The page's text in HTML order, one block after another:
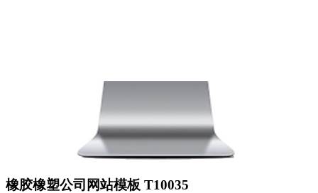
橡胶橡塑公司网站模板 T10035